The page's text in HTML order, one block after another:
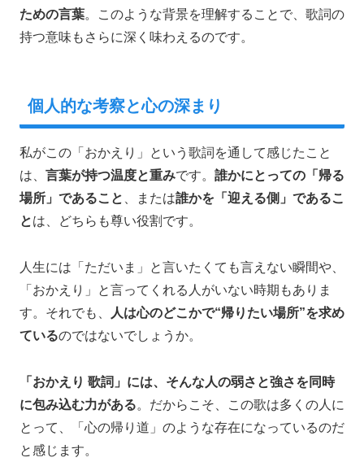
ための言葉。このような背景を理解することで、歌詞の
持つ意味もさらに深く味わえるのです。
個人的な考察と心の深まり
私がこの「おかえり」という歌詞を通して感じたこと
は、 言葉が持つ温度と重みです。 誰かにとっての「帰る
場所」であること
、または誰かを「迎える側」であるこ
とは、どちらも尊い役割です。
人生には「ただいま」と言いたくても言えない瞬間や、
「おかえり」と言ってくれる人がいない時期もありま
す。それでも、
人は心のどこかで“帰りたい場所”を求め
ているのではないでしょうか。
「おかえり 歌詞」には、そんな人の弱さと強さを同時
に包み込む力がある。だからこそ、この歌は多くの人に
とって、「心の帰り道」のような存在になっているのだ
と感じます。